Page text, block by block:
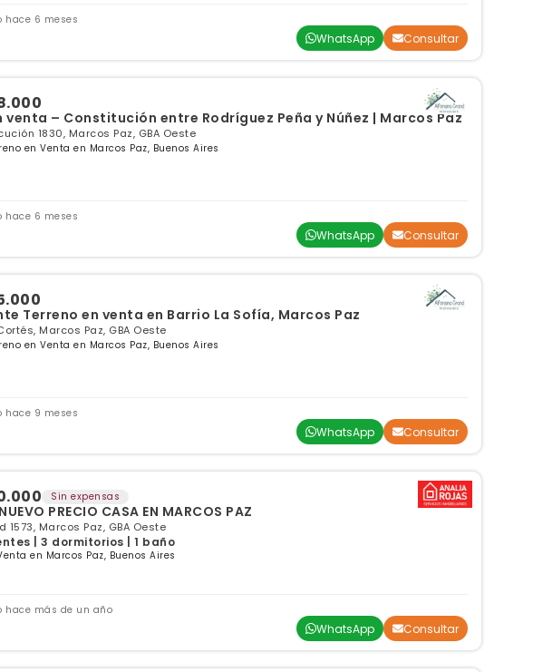
hace 6 meses
WhatsApp Consultar
venta – Constitución entre Rodríguez Peña y Núñez | Marcos Paz
1830, Marcos Paz, GBA Oeste
en Venta en Marcos Paz, Buenos Aires
hace 6 meses
WhatsApp Consultar
Terreno en venta en Barrio La Sofía, Marcos Paz
Marcos Paz, GBA Oeste
en Venta en Marcos Paz, Buenos Aires
hace 9 meses
WhatsApp Consultar
Sin expensas
PRECIO CASA EN MARCOS PAZ
1573, Marcos Paz, GBA Oeste
| 3 dormitorios | 1 baño
en Marcos Paz, Buenos Aires
hace más de un año
WhatsApp Consultar